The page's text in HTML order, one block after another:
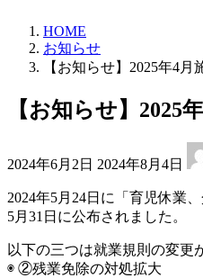
HOME
お知らせ
【お知らせ】2025年4
【お知らせ】2025
2024年6月2日 終
更
新
日
時
:
2024年8月4日
2024年5月24日に「育児休業
5月31日に公布されました。
以下の三つは就業規則の変更
◉ ②残業免除の対処拡大